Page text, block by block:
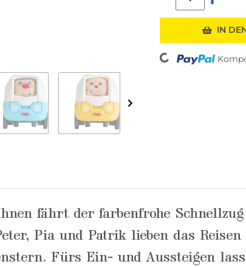
IN
Loading...
fährt der farbenfrohe
Pia und Patrik lieben das
Fürs Ein- und Aussteigen